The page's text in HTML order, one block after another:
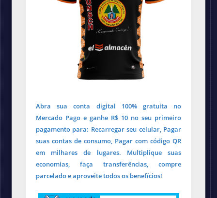
Abra sua conta digital 100% gratuita no
Mercado Pago e ganhe R$ 10 no seu primeiro
pagamento para: Recarregar seu celular, Pagar
suas contas de consumo, Pagar com código QR
em milhares de lugares. Multiplique suas
economias, faça transferências, compre
parcelado e aproveite todos os benefícios!